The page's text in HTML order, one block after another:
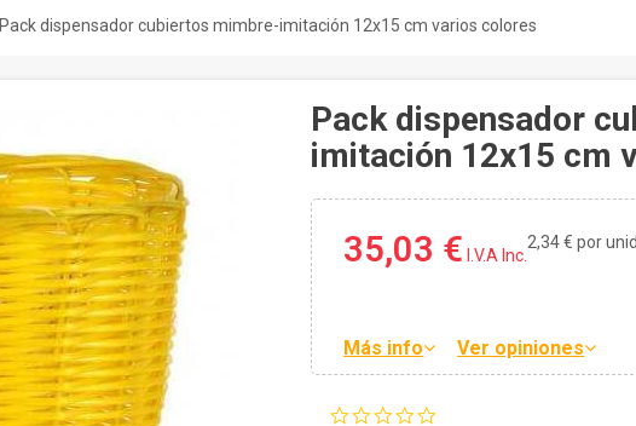
Pack dispensador cubiertos mimbre-imitación 12x15 cm varios colores
Pack dispensador
imitación 12x15 cm
35,03 € I.V.A Inc.
2,34 € por
Más info Ver opiniones